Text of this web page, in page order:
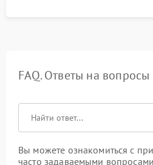
FAQ. Ответы на вопросы
Вы можете ознакомиться с
часто задаваемыми